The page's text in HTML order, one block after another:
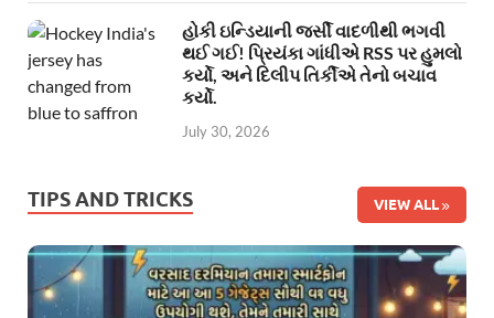
હોકી ઇન્ડિયાની જર્સી વાદળીથી ભગવી
થઈ ગઈ! પ્રિયંકા ગાંધીએ RSS પર હુમલો
કર્યો, અને દિલીપ તિર્કીએ તેનો બચાવ
કર્યો.
July 30, 2026
TIPS AND TRICKS VIEW ALL